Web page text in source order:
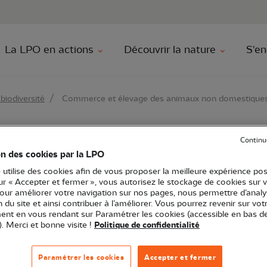
Aller à la
La LPO en actions Découvrir la nature
Commerce et élevage des animaux non
élevage des
des cookies par la LPO
des cookies afin de vous proposer la meilleure expérience
« Accepter et fermer », vous autorisez le stockage de cookies sur
améliorer votre navigation sur nos pages, nous permettre
du site et ainsi contribuer à l’améliorer. Vous pourrez revenir sur
en vous rendant sur Paramétrer les cookies (accessible en bas
Merci et bonne visite ! Politique de confidentialité
Accepter et fermer
Paramétrer les cookies